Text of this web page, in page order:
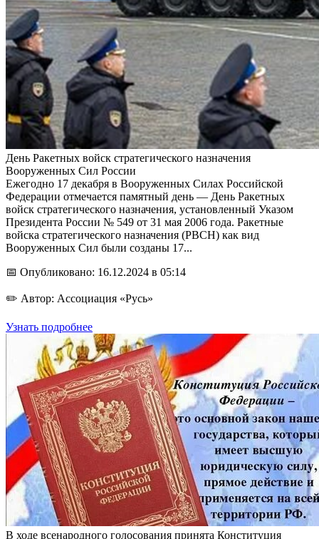
День Ракетных войск стратегического назначения
Вооруженных Сил России
Ежегодно 17 декабря в Вооруженных Силах Российской
Федерации отмечается памятный день — День Ракетных
войск стратегического назначения, установленный Указом
Президента России № 549 от 31 мая 2006 года. Ракетные
войска стратегического назначения (РВСН) как вид
Вооруженных Сил были созданы 17...
📅 Опубликовано: 16.12.2024 в 05:14
✏️ Автор: Ассоциация «Русь»
Узнать подробнее
В ходе всенародного голосования принята Конституция